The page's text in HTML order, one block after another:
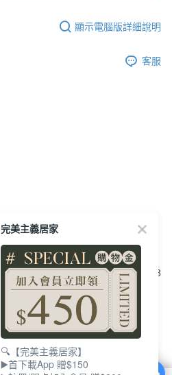
顯示電腦版詳細說明
客服
查看全部
2023/06/08
完美主義居家
🔍【完美主義居家】
▶️首下載App 贈$150